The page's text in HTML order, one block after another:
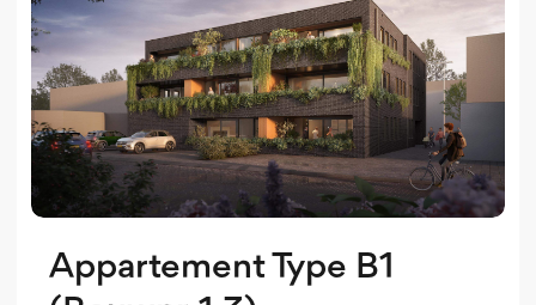
Appartement Type B1